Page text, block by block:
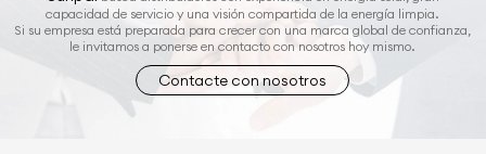
capacidad de servicio y una visión compartida de la energía limpia.
Si su empresa está preparada para crecer con una marca global de confianza,
le invitamos a ponerse en contacto con nosotros hoy mismo.
Contacte con nosotros